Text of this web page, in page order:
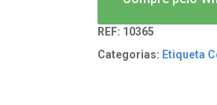
REF: 10365
Categorias: Etiqueta